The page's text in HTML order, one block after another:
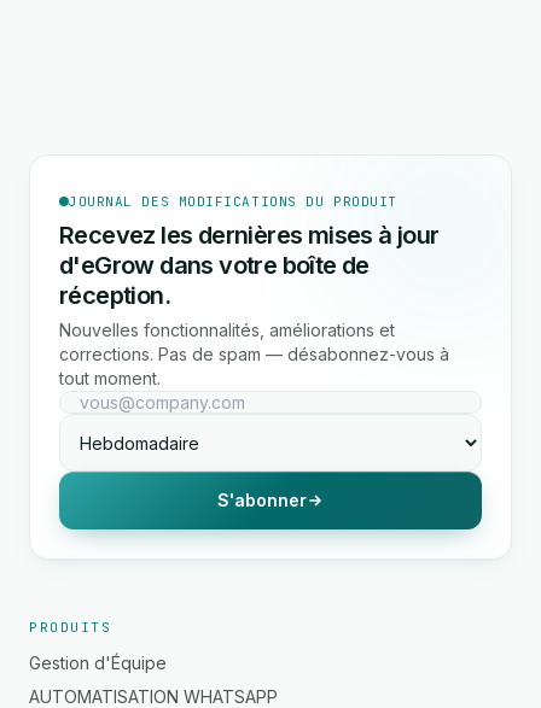
JOURNAL DES MODIFICATIONS DU PRODUIT
Recevez les dernières mises à jour
d'eGrow dans votre boîte de
réception.
Nouvelles fonctionnalités, améliorations et
corrections. Pas de spam — désabonnez-vous à
tout moment.
S'abonner
PRODUITS
Gestion d'Équipe
AUTOMATISATION WHATSAPP